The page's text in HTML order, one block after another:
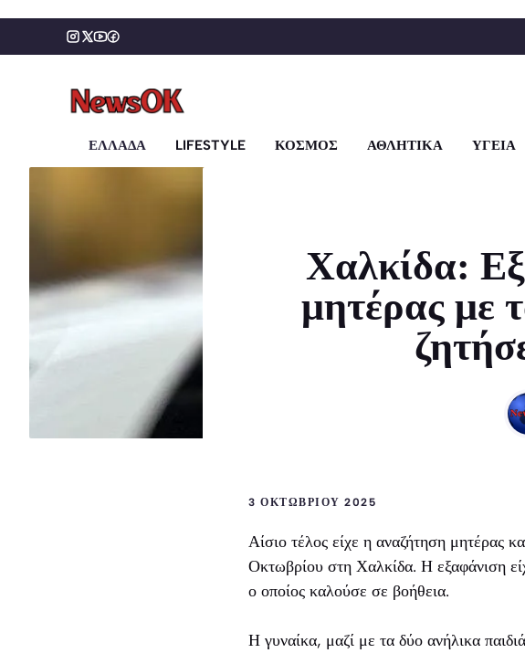
περιεχόμενο
ΕΛΛΑΔΑ LIFESTYLE ΚΟΣΜΟΣ ΑΘΛΗΤΙΚΑ ΥΓΕΙΑ
Χαλκίδα:
μητέρας με
3 ΟΚΤΩΒΡΊΟΥ 2025
Αίσιο τέλος είχε η αναζήτηση μητέρας
Οκτωβρίου στη Χαλκίδα. Η εξαφάνιση
ο οποίος καλούσε σε βοήθεια.
Η γυναίκα, μαζί με τα δύο ανήλικα